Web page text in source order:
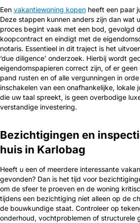
Een vakantiewoning kopen heeft een paar
Deze stappen kunnen anders zijn dan wat
proces begint vaak met een bod, gevolgd
koopcontract en eindigt met de
notaris. Essentieel in dit traject is het
‘due diligence’ onderzoek. Hierbij wordt
eigendomspapieren correct zijn, of er geen
pand rusten en of alle vergunningen in
inschakelen van een onafhankelijke, lokale
die uw taal spreekt, is geen overbodige
verstandige investering.
Bezichtigingen en
huis in Karlobag
Heeft u een of meerdere interessante
gevonden? Dan is het tijd voor
om de sfeer te proeven en de woning
tijdens een bezichtiging niet alleen op de
de bouwkundige staat. Controleer op
onderhoud, vochtproblemen of structurele